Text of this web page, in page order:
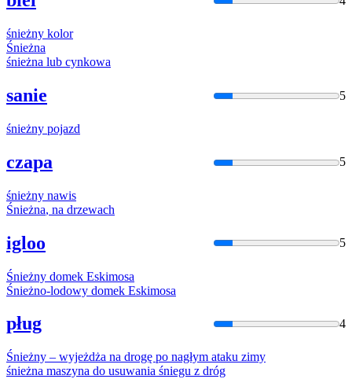
śnieżny kolor
Śnieżna
śnieżna lub cynkowa
sanie 5
śnieżny pojazd
czapa 5
śnieżny nawis
Śnieżna, na drzewach
igloo 5
Śnieżny domek Eskimosa
Śnieżno-lodowy domek Eskimosa
pług 4
Śnieżny – wyjeżdża na drogę po nagłym ataku zimy
śnieżna maszyna do usuwania śniegu z dróg